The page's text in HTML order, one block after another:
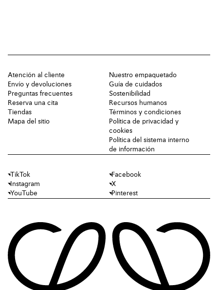
Atención al cliente
Envío y devoluciones
Preguntas frecuentes
Reserva una cita
Tiendas
Mapa del sitio
Nuestro empaquetado
Guía de cuidados
Sostenibilidad
Recursos humanos
Términos y condiciones
Política de privacidad y
cookies
Política del sistema interno
de información
TikTok
Facebook
Instagram
X
YouTube
Pinterest